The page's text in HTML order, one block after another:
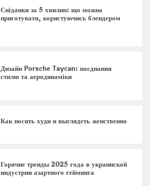
Сніданки за 5 хвилин: що можна
приготувати, користуючись блендером
Дизайн Porsche Taycan: поєднання
стилю та аеродинаміки
Как носить худи и выглядеть женственно
Горячие тренды 2025 года в украинской
индустрии азартного гейминга